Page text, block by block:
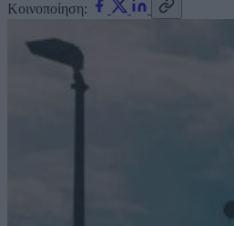
Κοινοποίηση: